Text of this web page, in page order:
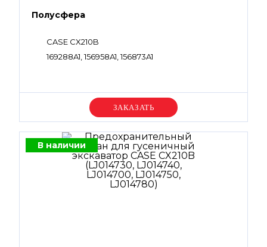
Полусфера
CASE CX210B
169288A1, 156958A1, 156873A1
Уточняйте цену
В наличии